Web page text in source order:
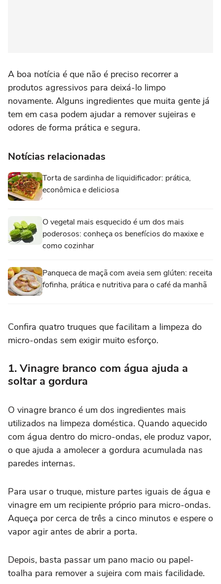
A boa notícia é que não é preciso recorrer a
produtos agressivos para deixá-lo limpo
novamente. Alguns ingredientes que muita gente já
tem em casa podem ajudar a remover sujeiras e
odores de forma prática e segura.
Notícias relacionadas
Torta de sardinha de liquidificador: prática,
econômica e deliciosa
O vegetal mais esquecido é um dos mais
poderosos: conheça os benefícios do maxixe e
como cozinhar
Panqueca de maçã com aveia sem glúten: receita
fofinha, prática e nutritiva para o café da manhã
Confira quatro truques que facilitam a limpeza do
micro-ondas sem exigir muito esforço.
1. Vinagre branco com água ajuda a
soltar a gordura
O vinagre branco é um dos ingredientes mais
utilizados na limpeza doméstica. Quando aquecido
com água dentro do micro-ondas, ele produz vapor,
o que ajuda a amolecer a gordura acumulada nas
paredes internas.
Para usar o truque, misture partes iguais de água e
vinagre em um recipiente próprio para micro-ondas.
Aqueça por cerca de três a cinco minutos e espere o
vapor agir antes de abrir a porta.
Depois, basta passar um pano macio ou papel-
toalha para remover a sujeira com mais facilidade.